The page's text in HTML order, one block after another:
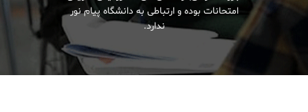
امتحانات بوده و ارتباطی به دانشگاه پیام نور
ندارد.